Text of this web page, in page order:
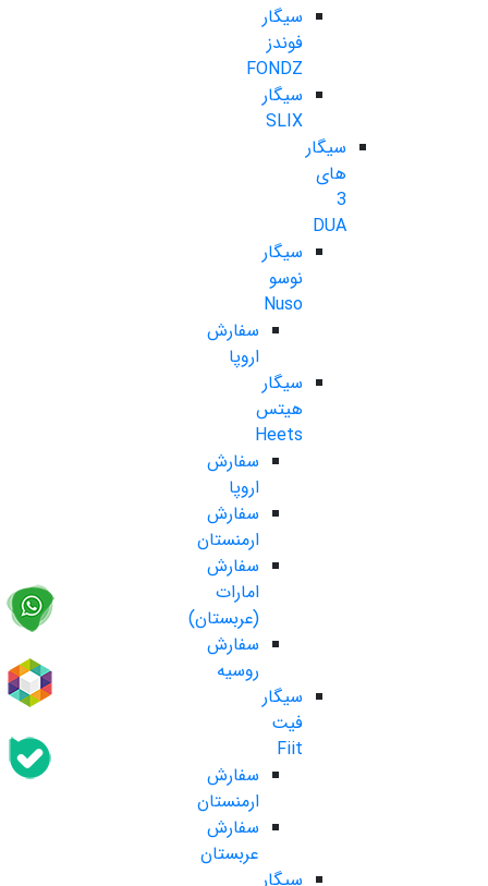
سیگار
فوندز
FONDZ
سیگار
SLIX
سیگار
های
3
DUA
سیگار
نوسو
Nuso
سفارش
اروپا
سیگار
هیتس
Heets
سفارش
اروپا
سفارش
ارمنستان
سفارش
امارات
(عربستان)
سفارش
روسیه
سیگار
فیت
Fiit
سفارش
ارمنستان
سفارش
عربستان
سیگار